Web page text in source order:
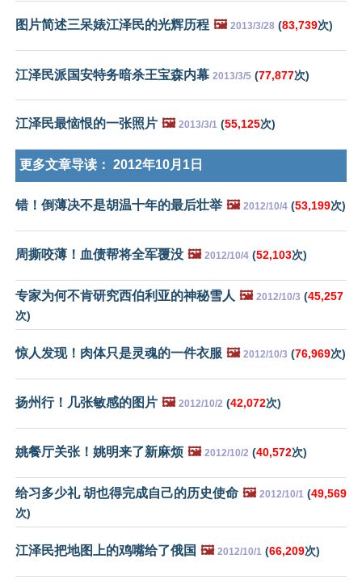
图片简述三呆婊江泽民的光辉历程 🖼️ 2013/3/28 (83,739次)
江泽民派国安特务暗杀王宝森内幕 2013/3/5 (77,877次)
江泽民最恼恨的一张照片 🖼️ 2013/3/1 (55,125次)
更多文章导读： 2012年10月1日
错！倒薄决不是胡温十年的最后壮举 🖼️ 2012/10/4 (53,199次)
周撕咬薄！血债帮将全军覆没 🖼️ 2012/10/4 (52,103次)
专家为何不肯研究西伯利亚的神秘雪人 🖼️ 2012/10/3 (45,257
次)
惊人发现！肉体只是灵魂的一件衣服 🖼️ 2012/10/3 (76,969次)
扬州行！几张敏感的图片 🖼️ 2012/10/2 (42,072次)
姚餐厅关张！姚明来了新麻烦 🖼️ 2012/10/2 (40,572次)
给习多少礼 胡也得完成自己的历史使命 🖼️ 2012/10/1 (49,569
次)
江泽民把地图上的鸡嘴给了俄国 🖼️ 2012/10/1 (66,209次)